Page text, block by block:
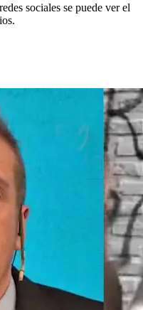
sociales se puede ver el